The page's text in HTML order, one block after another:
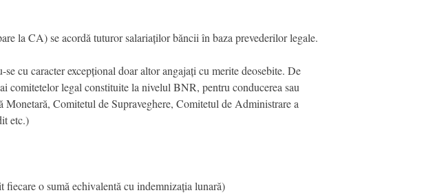
la CA) se acordă tuturor salariaților băncii în baza prevederilor legale.
cu caracter excepțional doar altor angajați cu merite deosebite. De
comitetelor legal constituite la nivelul BNR, pentru conducerea sau
Comitetul de Supraveghere, Comitetul de Administrare a
etc.)
o sumă echivalentă cu indemnizația lunară)